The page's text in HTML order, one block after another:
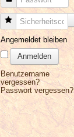
Sicherheitscode
Angemeldet bleiben
Anmelden
Benutzername
vergessen?
Passwort vergessen?